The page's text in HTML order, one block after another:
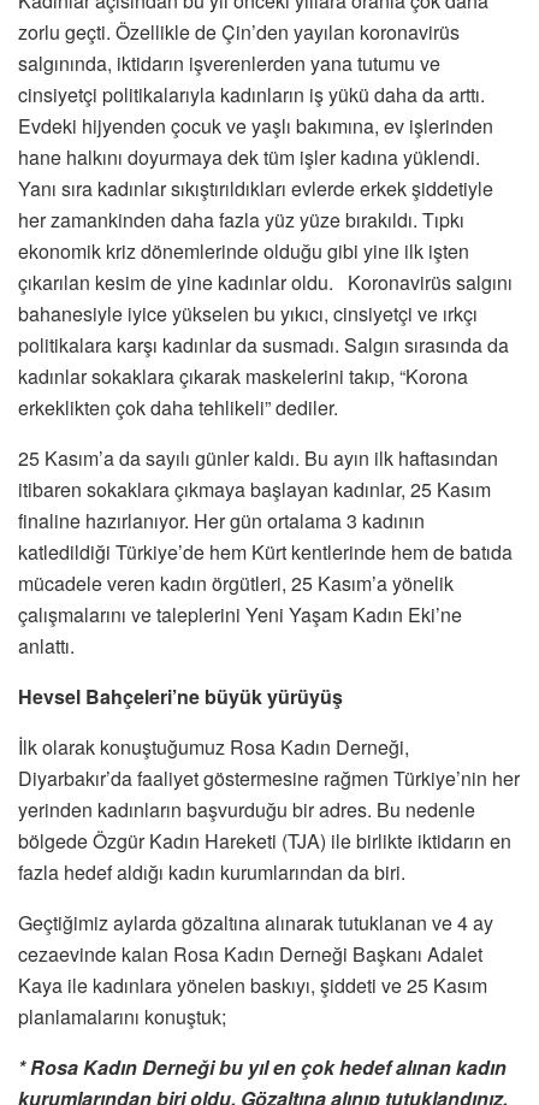
zorlu geçti. Özellikle de Çin’den yayılan koronavirüs
salgınında, iktidarın işverenlerden yana tutumu ve
cinsiyetçi politikalarıyla kadınların iş yükü daha da arttı.
Evdeki hijyenden çocuk ve yaşlı bakımına, ev işlerinden
hane halkını doyurmaya dek tüm işler kadına yüklendi.
Yanı sıra kadınlar sıkıştırıldıkları evlerde erkek şiddetiyle
her zamankinden daha fazla yüz yüze bırakıldı. Tıpkı
ekonomik kriz dönemlerinde olduğu gibi yine ilk işten
çıkarılan kesim de yine kadınlar oldu. Koronavirüs salgını
bahanesiyle iyice yükselen bu yıkıcı, cinsiyetçi ve ırkçı
politikalara karşı kadınlar da susmadı. Salgın sırasında da
kadınlar sokaklara çıkarak maskelerini takıp, “Korona
erkeklikten çok daha tehlikeli” dediler.
25 Kasım’a da sayılı günler kaldı. Bu ayın ilk haftasından
itibaren sokaklara çıkmaya başlayan kadınlar, 25 Kasım
finaline hazırlanıyor. Her gün ortalama 3 kadının
katledildiği Türkiye’de hem Kürt kentlerinde hem de batıda
mücadele veren kadın örgütleri, 25 Kasım’a yönelik
çalışmalarını ve taleplerini Yeni Yaşam Kadın Eki’ne
anlattı.
Hevsel Bahçeleri’ne büyük yürüyüş
İlk olarak konuştuğumuz Rosa Kadın Derneği,
Diyarbakır’da faaliyet göstermesine rağmen Türkiye’nin her
yerinden kadınların başvurduğu bir adres. Bu nedenle
bölgede Özgür Kadın Hareketi (TJA) ile birlikte iktidarın en
fazla hedef aldığı kadın kurumlarından da biri.
Geçtiğimiz aylarda gözaltına alınarak tutuklanan ve 4 ay
cezaevinde kalan Rosa Kadın Derneği Başkanı Adalet
Kaya ile kadınlara yönelen baskıyı, şiddeti ve 25 Kasım
planlamalarını konuştuk;
* Rosa Kadın Derneği bu yıl en çok hedef alınan kadın
kurumlarından biri oldu. Gözaltına alınıp tutuklandınız.